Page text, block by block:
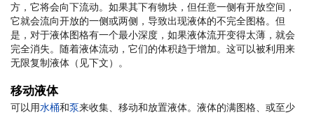
方，它将会向下流动。如果其下有物块，但任意一侧有开放空间，
它就会流向开放的一侧或两侧，导致出现液体的不完全图格。但
是，对于液体图格有一个最小深度，如果液体流开变得太薄，就会
完全消失。随着液体流动，它们的体积趋于增加。这可以被利用来
无限复制液体（见下文）。
移动液体
可以用水桶和泵来收集、移动和放置液体。液体的满图格、或至少